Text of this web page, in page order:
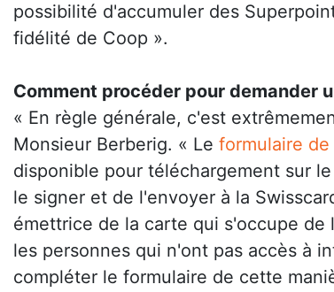
possibilité d'accumuler des
fidélité de Coop ».
Comment procéder pour demander
« En règle générale, c'est
Monsieur Berberig. « Le formulaire de
disponible pour téléchargement sur
le signer et de l'envoyer à la
émettrice de la carte qui s'occupe de
les personnes qui n'ont pas accès à
compléter le formulaire de cette